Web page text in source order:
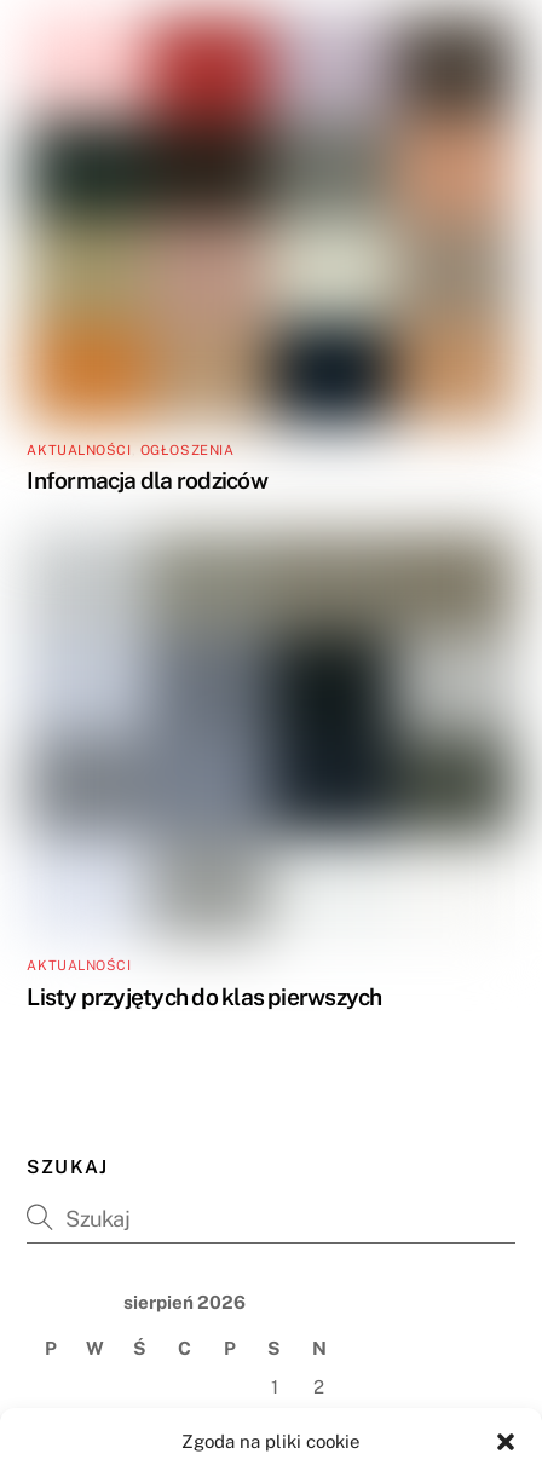
Zgoda na pliki cookie
AKTUALNOŚCI OGŁOSZENIA
Informacja dla rodziców
AKTUALNOŚCI
Listy przyjętych do klas pierwszych
SZUKAJ
sierpień 2026
P W Ś C P S
N
1
2
6 8